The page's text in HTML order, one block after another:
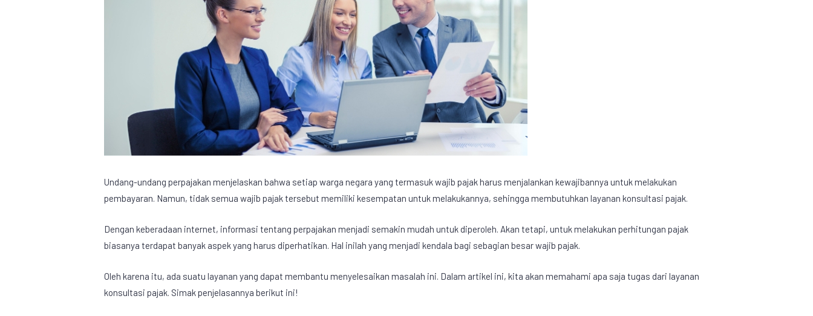
Undang-undang perpajakan menjelaskan bahwa setiap warga negara yang termasuk wajib pajak harus menjalankan kewajibannya untuk melakukan
pembayaran. Namun, tidak semua wajib pajak tersebut memiliki kesempatan untuk melakukannya, sehingga membutuhkanlayanan konsultasi pajak.
Dengan keberadaan internet, informasi tentang perpajakan menjadi semakin mudah untuk diperoleh. Akan tetapi, untuk melakukan perhitungan pajak
biasanya terdapat banyak aspek yang harus diperhatikan. Hal inilah yang menjadi kendala bagi sebagian besar wajib pajak.
Oleh karena itu, ada suatu layanan yang dapat membantu menyelesaikan masalah ini. Dalam artikel ini, kita akan memahami apa saja tugas dari layanan
konsultasi pajak. Simak penjelasannya berikut ini!